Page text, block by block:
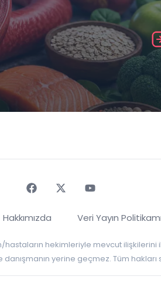
Hakkımızda Veri Yayın
hekimleriyle mevcut
yerine geçmez. Tüm hakları